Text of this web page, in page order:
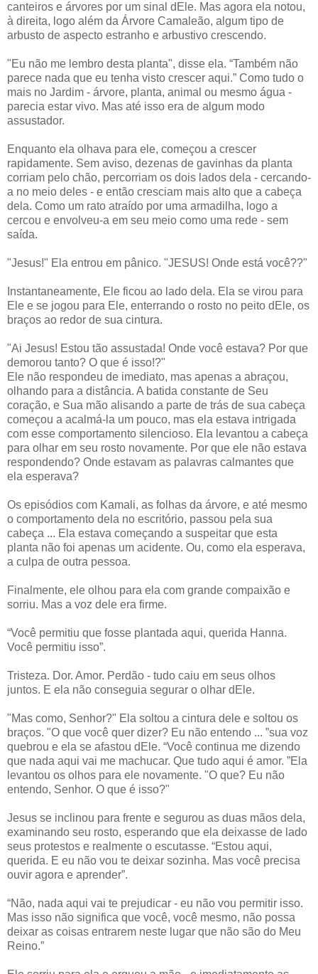
canteiros e árvores por um sinal dEle. Mas agora ela notou,
à direita, logo além da Árvore Camaleão, algum tipo de
arbusto de aspecto estranho e arbustivo crescendo.
"Eu não me lembro desta planta", disse ela. “Também não
parece nada que eu tenha visto crescer aqui.” Como tudo o
mais no Jardim - árvore, planta, animal ou mesmo água -
parecia estar vivo. Mas até isso era de algum modo
assustador.
Enquanto ela olhava para ele, começou a crescer
rapidamente. Sem aviso, dezenas de gavinhas da planta
corriam pelo chão, percorriam os dois lados dela - cercando-
a no meio deles - e então cresciam mais alto que a cabeça
dela. Como um rato atraído por uma armadilha, logo a
cercou e envolveu-a em seu meio como uma rede - sem
saída.
"Jesus!" Ela entrou em pânico. "JESUS! Onde está você??"
Instantaneamente, Ele ficou ao lado dela. Ela se virou para
Ele e se jogou para Ele, enterrando o rosto no peito dEle, os
braços ao redor de sua cintura.
"Ai Jesus! Estou tão assustada! Onde você estava? Por que
demorou tanto? O que é isso!?"
Ele não respondeu de imediato, mas apenas a abraçou,
olhando para a distância. A batida constante de Seu
coração, e Sua mão alisando a parte de trás de sua cabeça
começou a acalmá-la um pouco, mas ela estava intrigada
com esse comportamento silencioso. Ela levantou a cabeça
para olhar em seu rosto novamente. Por que ele não estava
respondendo? Onde estavam as palavras calmantes que
ela esperava?
Os episódios com Kamali, as folhas da árvore, e até mesmo
o comportamento dela no escritório, passou pela sua
cabeça ... Ela estava começando a suspeitar que esta
planta não foi apenas um acidente. Ou, como ela esperava,
a culpa de outra pessoa.
Finalmente, ele olhou para ela com grande compaixão e
sorriu. Mas a voz dele era firme.
“Você permitiu que fosse plantada aqui, querida Hanna.
Você permitiu isso”.
Tristeza. Dor. Amor. Perdão - tudo caiu em seus olhos
juntos. E ela não conseguia segurar o olhar dEle.
"Mas como, Senhor?" Ela soltou a cintura dele e soltou os
braços. "O que você quer dizer? Eu não entendo ... ”sua voz
quebrou e ela se afastou dEle. “Você continua me dizendo
que nada aqui vai me machucar. Que tudo aqui é amor. ”Ela
levantou os olhos para ele novamente. "O que? Eu não
entendo, Senhor. O que é isso?"
Jesus se inclinou para frente e segurou as duas mãos dela,
examinando seu rosto, esperando que ela deixasse de lado
seus protestos e realmente o escutasse. “Estou aqui,
querida. E eu não vou te deixar sozinha. Mas você precisa
ouvir agora e aprender”.
“Não, nada aqui vai te prejudicar - eu não vou permitir isso.
Mas isso não significa que você, você mesmo, não possa
deixar as coisas entrarem neste lugar que não são do Meu
Reino.”